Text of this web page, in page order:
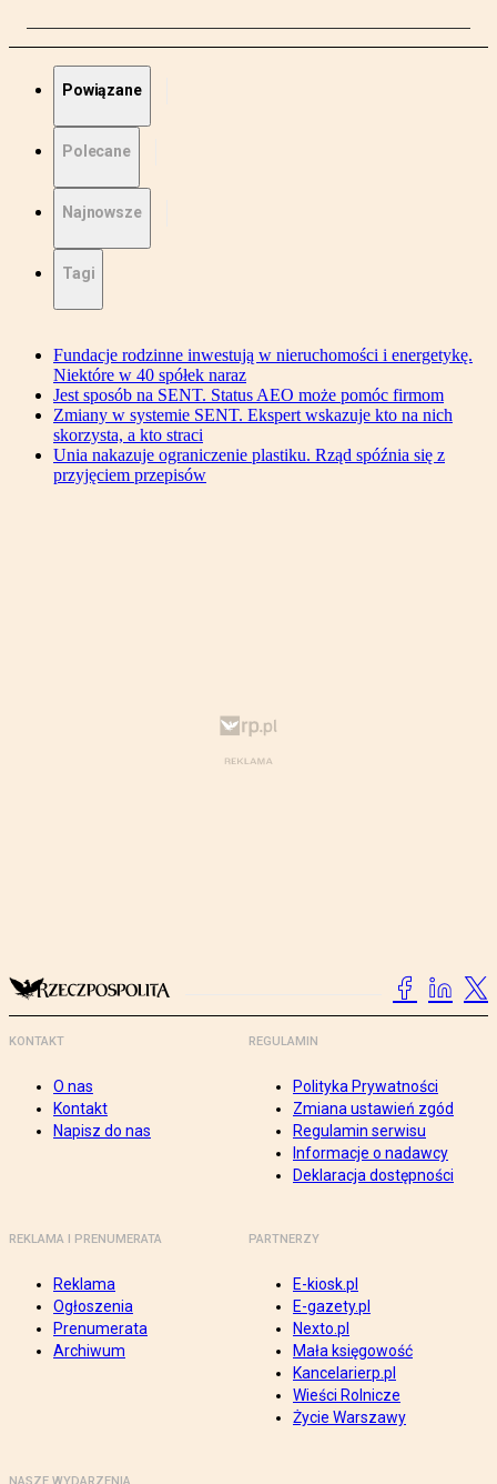
Powiązane
Polecane
Najnowsze
Tagi
Fundacje rodzinne inwestują w nieruchomości i energetykę.
Niektóre w 40 spółek naraz
Jest sposób na SENT. Status AEO może pomóc firmom
Zmiany w systemie SENT. Ekspert wskazuje kto na nich
skorzysta, a kto straci
Unia nakazuje ograniczenie plastiku. Rząd spóźnia się z
przyjęciem przepisów
KONTAKT
O nas
Kontakt
Napisz do nas
REGULAMIN
Polityka Prywatności
Zmiana ustawień zgód
Regulamin serwisu
Informacje o nadawcy
Deklaracja dostępności
REKLAMA I PRENUMERATA
Reklama
Ogłoszenia
Prenumerata
Archiwum
PARTNERZY
E-kiosk.pl
E-gazety.pl
Nexto.pl
Mała księgowość
Kancelarierp.pl
Wieści Rolnicze
Życie Warszawy